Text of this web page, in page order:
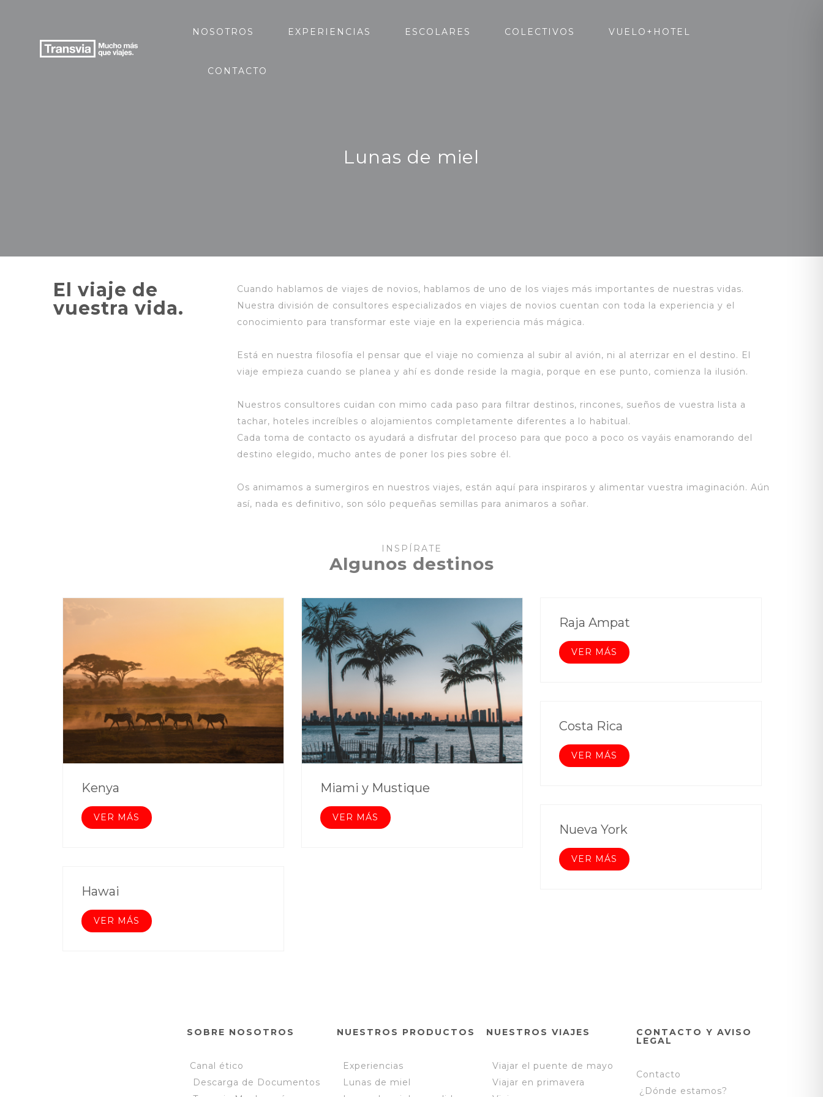
NOSOTROS EXPERIENCIAS ESCOLARES COLECTIVOS VUELO+HOTEL
CONTACTO
Lunas de miel
El viaje de
vuestra vida.
Cuando hablamos de viajes de novios, hablamos de uno de los viajes más importantes de nuestras vidas.
Nuestra división de consultores especializados en viajes de novios cuentan con toda la experiencia y el
conocimiento para transformar este viaje en la experiencia más mágica.
Está en nuestra filosofía el pensar que el viaje no comienza al subir al avión, ni al aterrizar en el destino. El
viaje empieza cuando se planea y ahí es donde reside la magia, porque en ese punto, comienza la ilusión.
Nuestros consultores cuidan con mimo cada paso para filtrar destinos, rincones, sueños de vuestra lista a
tachar, hoteles increíbles o alojamientos completamente diferentes a lo habitual.
Cada toma de contacto os ayudará a disfrutar del proceso para que poco a poco os vayáis enamorando del
destino elegido, mucho antes de poner los pies sobre él.
Os animamos a sumergiros en nuestros viajes, están aquí para inspiraros y alimentar vuestra imaginación. Aún
así, nada es definitivo, son sólo pequeñas semillas para animaros a soñar.
INSPÍRATE
Algunos destinos
Kenya
VER MÁS
Miami y Mustique
VER MÁS
Raja Ampat
VER MÁS
Costa Rica
VER MÁS
Nueva York
VER MÁS
Hawai
VER MÁS
SOBRE NOSOTROS
Canal ético
Descarga de Documentos
NUESTROS PRODUCTOS
Experiencias
Lunas de miel
NUESTROS VIAJES
Viajar el puente de mayo
Viajar en primavera
CONTACTO Y AVISO
LEGAL
Contacto
¿Dónde estamos?